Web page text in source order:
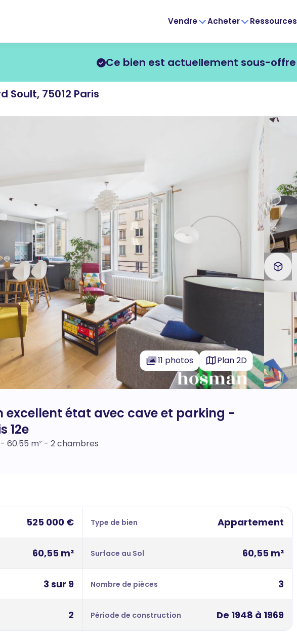
Vendre Acheter Ressources
Ce bien est actuellement sous-offre
75012 Paris
11 photos Plan 2D
excellent état avec cave et parking -
12e
60.55 m² - 2 chambres
525 000 € Type de bien Appartement
60,55 m² Surface au Sol 60,55 m²
3 sur 9 Nombre de pièces 3
2 Période de construction De 1948 à 1969